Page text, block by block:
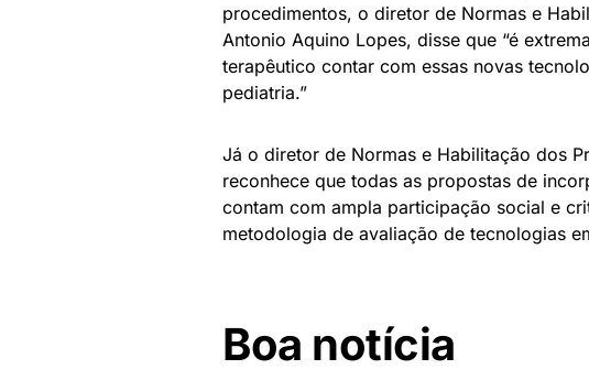
procedimentos, o diretor de Normas e
Antonio Aquino Lopes, disse que “é
terapêutico contar com essas novas
pediatria.”
Já o diretor de Normas e Habilitação dos
reconhece que todas as propostas de
contam com ampla participação social e
metodologia de avaliação de tecnologias
Boa notícia